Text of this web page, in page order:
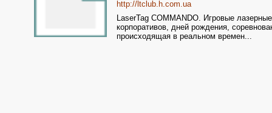
http://ltclub.h.com.ua
LaserTag COMMANDO. Игровые
корпоративов, дней рождения,
происходящая в реальном времен...